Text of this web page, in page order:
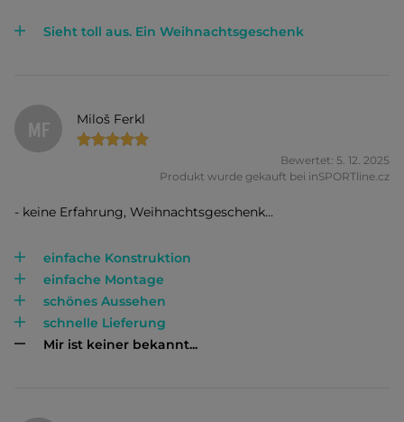
Sieht toll aus. Ein Weihnachtsgeschenk
MF Miloš Ferkl
Bewertet: 5. 12. 2025
Produkt wurde gekauft bei inSPORTline.cz
- keine Erfahrung, Weihnachtsgeschenk...
einfache Konstruktion
einfache Montage
schönes Aussehen
schnelle Lieferung
Mir ist keiner bekannt...